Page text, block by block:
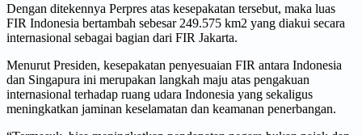
Dengan ditekennya Perpres atas kesepakatan tersebut, maka luas
FIR Indonesia bertambah sebesar 249.575 km2 yang diakui secara
internasional sebagai bagian dari FIR Jakarta.
Menurut Presiden, kesepakatan penyesuaian FIR antara Indonesia
dan Singapura ini merupakan langkah maju atas pengakuan
internasional terhadap ruang udara Indonesia yang sekaligus
meningkatkan jaminan keselamatan dan keamanan penerbangan.